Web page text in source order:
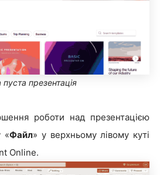
презентація
роботи над презентацією
«Файл» у верхньому лівому куті
Online.